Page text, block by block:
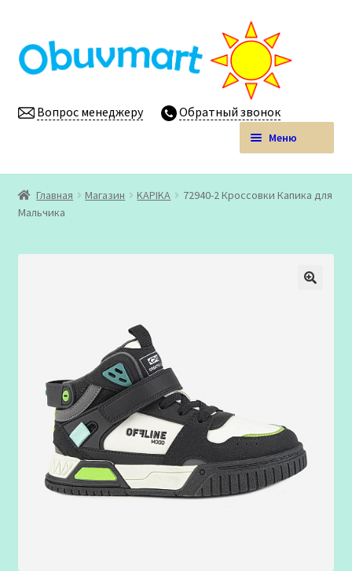
к
навигации
к
содержимому
Вопрос менеджеру Обратный звонок
Меню
Obuvmart.pro | Детская обувь мелким оптом
Магазин
меню
Личный кабинет
Главная Магазин KAPIKA
72940-2 Кроссовки Капика для
Мальчика